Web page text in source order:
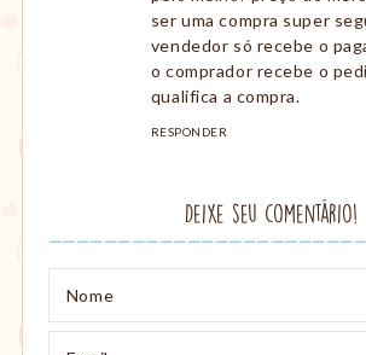
ser uma compra super
vendedor só recebe o
o comprador recebe o
qualifica a compra.
RESPONDER
Deixe seu comentário!